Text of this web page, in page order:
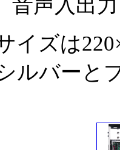
音声入出
イズは
ルバーと